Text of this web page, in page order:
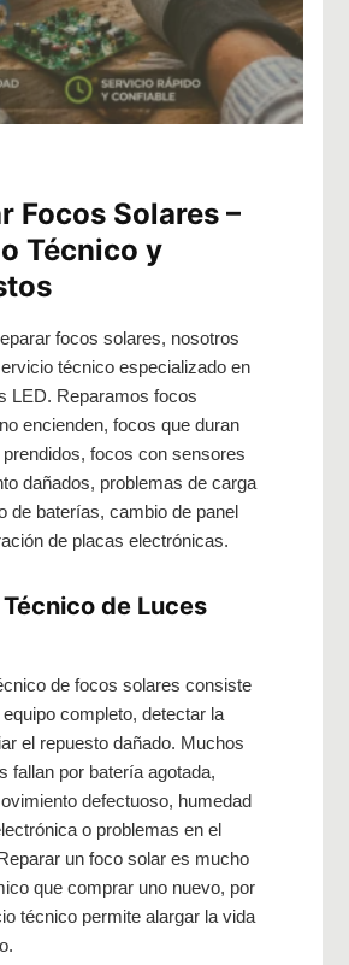
Focos Solares –
Técnico y
focos solares, nosotros
técnico especializado en
LED. Reparamos focos
encienden, focos que duran
focos con sensores
dañados, problemas de carga
de baterías, cambio de panel
de placas electrónicas.
de Luces
de focos solares consiste
completo, detectar la
el repuesto dañado. Muchos
fallan por batería agotada,
defectuoso, humedad
o problemas en el
un foco solar es mucho
que comprar uno nuevo, por
técnico permite alargar la vida